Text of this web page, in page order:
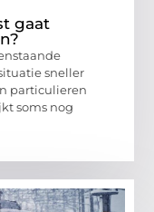
gaat
sneller
particulieren
soms nog